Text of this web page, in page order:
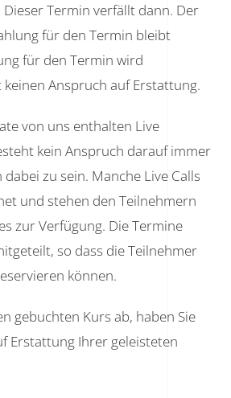
Termin verfällt dann. Der
für den Termin bleibt
für den Termin wird
keinen Anspruch auf Erstattung.
von uns enthalten Live
kein Anspruch darauf immer
dabei zu sein. Manche Live Calls
und stehen den Teilnehmern
zur Verfügung. Die Termine
so dass die Teilnehmer
können.
gebuchten Kurs ab, haben Sie
Erstattung Ihrer geleisteten